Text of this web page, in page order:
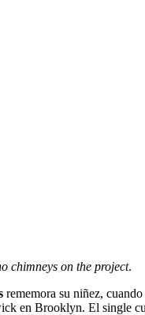
chimneys on the project.
rememora su niñez,
en Brooklyn. El single